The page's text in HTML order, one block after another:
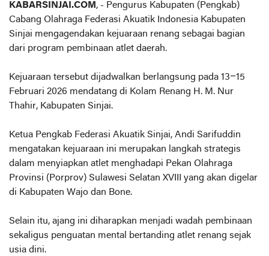
KABARSINJAI.COM, - Pengurus Kabupaten (Pengkab)
Cabang Olahraga Federasi Akuatik Indonesia Kabupaten
Sinjai mengagendakan kejuaraan renang sebagai bagian
dari program pembinaan atlet daerah.
Kejuaraan tersebut dijadwalkan berlangsung pada 13–15
Februari 2026 mendatang di Kolam Renang H. M. Nur
Thahir, Kabupaten Sinjai.
Ketua Pengkab Federasi Akuatik Sinjai, Andi Sarifuddin
mengatakan kejuaraan ini merupakan langkah strategis
dalam menyiapkan atlet menghadapi Pekan Olahraga
Provinsi (Porprov) Sulawesi Selatan XVIII yang akan digelar
di Kabupaten Wajo dan Bone.
Selain itu, ajang ini diharapkan menjadi wadah pembinaan
sekaligus penguatan mental bertanding atlet renang sejak
usia dini.